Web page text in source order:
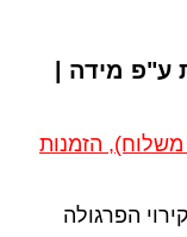
ע"פ מידה |
עלות משלוח), הזמנות
הפרגולה